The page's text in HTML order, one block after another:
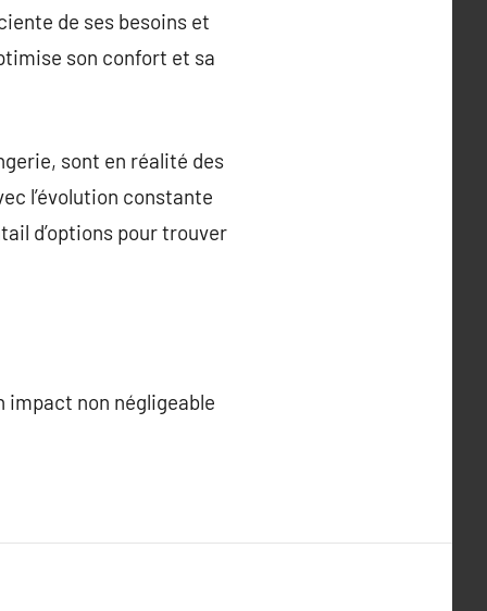
de ses besoins et
son confort et sa
sont en réalité des
l’évolution constante
d’options pour trouver
impact non négligeable